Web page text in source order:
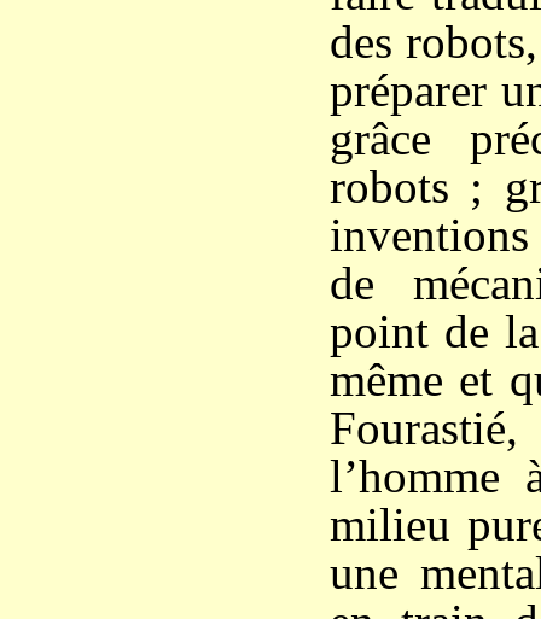
des
préparer
grâce
robots ;
de
point de
même et
l’homme
milieu
une